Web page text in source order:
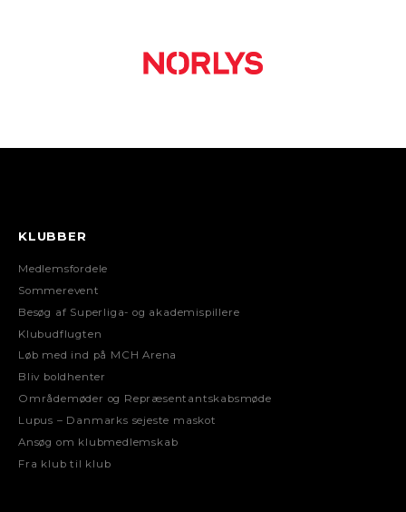
KLUBBER
Medlemsfordele
Sommerevent
Besøg af Superliga- og akademispillere
Klubudflugten
Løb med ind på MCH Arena
Bliv boldhenter
Områdemøder og Repræsentantskabsmøde
Lupus – Danmarks sejeste maskot
Ansøg om klubmedlemskab
Fra klub til klub